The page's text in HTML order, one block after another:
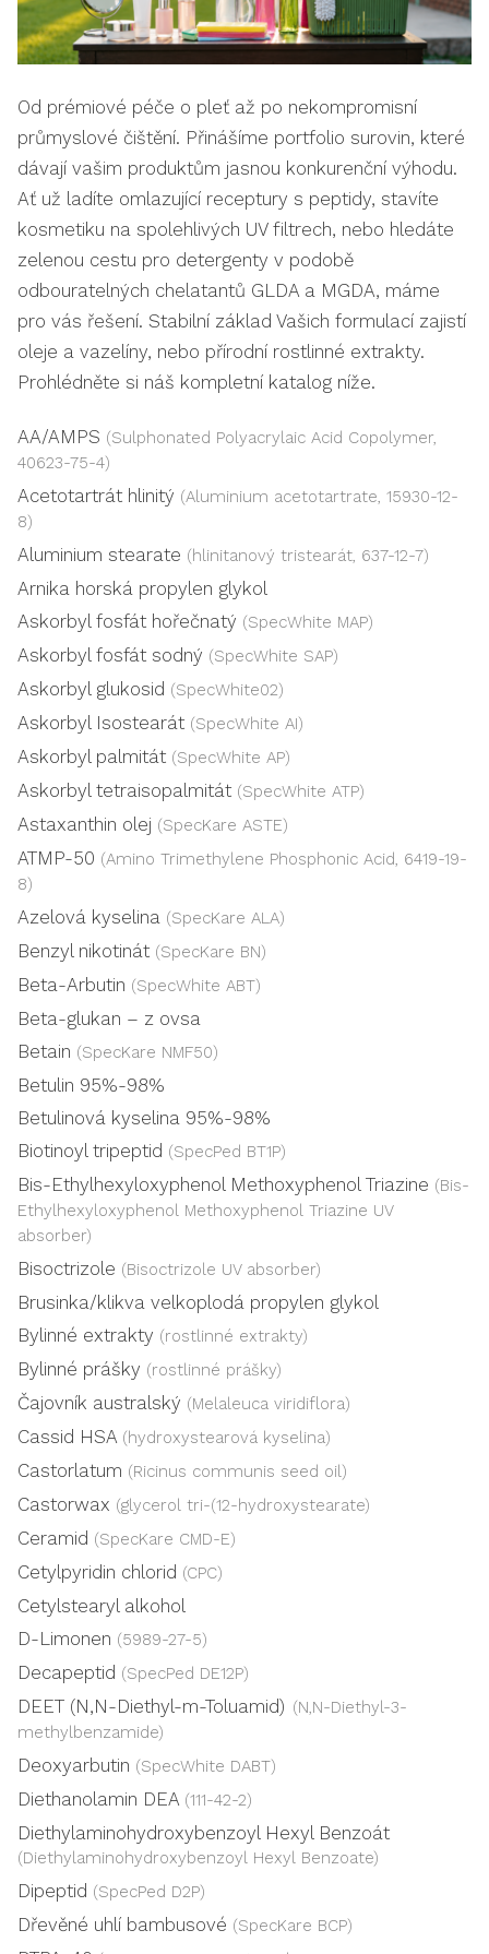
Od prémiové péče o pleť až po nekompromisní
průmyslové čištění. Přinášíme portfolio surovin, které
dávají vašim produktům jasnou konkurenční výhodu.
Ať už ladíte omlazující receptury s peptidy, stavíte
kosmetiku na spolehlivých UV filtrech, nebo hledáte
zelenou cestu pro detergenty v podobě
odbouratelných chelatantů GLDA a MGDA, máme
pro vás řešení. Stabilní základ Vašich formulací zajistí
oleje a vazelíny, nebo přírodní rostlinné extrakty.
Prohlédněte si náš kompletní katalog níže.
AA/AMPS (Sulphonated Polyacrylaic Acid Copolymer,
40623-75-4)
Acetotartrát hlinitý (Aluminium acetotartrate, 15930-12-
8)
Aluminium stearate (hlinitanový tristearát, 637-12-7)
Arnika horská propylen glykol
Askorbyl fosfát hořečnatý (SpecWhite MAP)
Askorbyl fosfát sodný (SpecWhite SAP)
Askorbyl glukosid (SpecWhite02)
Askorbyl Isostearát (SpecWhite AI)
Askorbyl palmitát (SpecWhite AP)
Askorbyl tetraisopalmitát (SpecWhite ATP)
Astaxanthin olej (SpecKare ASTE)
ATMP-50 (Amino Trimethylene Phosphonic Acid, 6419-19-
8)
Azelová kyselina (SpecKare ALA)
Benzyl nikotinát (SpecKare BN)
Beta-Arbutin (SpecWhite ABT)
Beta-glukan – z ovsa
Betain (SpecKare NMF50)
Betulin 95%-98%
Betulinová kyselina 95%-98%
Biotinoyl tripeptid (SpecPed BT1P)
Bis-Ethylhexyloxyphenol Methoxyphenol Triazine (Bis-
Ethylhexyloxyphenol Methoxyphenol Triazine UV
absorber)
Bisoctrizole (Bisoctrizole UV absorber)
Brusinka/klikva velkoplodá propylen glykol
Bylinné extrakty (rostlinné extrakty)
Bylinné prášky (rostlinné prášky)
Čajovník australský (Melaleuca viridiflora)
Cassid HSA (hydroxystearová kyselina)
Castorlatum (Ricinus communis seed oil)
Castorwax (glycerol tri-(12-hydroxystearate)
Ceramid (SpecKare CMD-E)
Cetylpyridin chlorid (CPC)
Cetylstearyl alkohol
D-Limonen (5989-27-5)
Decapeptid (SpecPed DE12P)
DEET (N,N-Diethyl-m-Toluamid) (N,N-Diethyl-3-
methylbenzamide)
Deoxyarbutin (SpecWhite DABT)
Diethanolamin DEA (111-42-2)
Diethylaminohydroxybenzoyl Hexyl Benzoát
(Diethylaminohydroxybenzoyl Hexyl Benzoate)
Dipeptid (SpecPed D2P)
Dřevěné uhlí bambusové (SpecKare BCP)